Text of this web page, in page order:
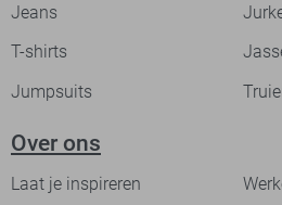
Jeans
T-shirts
Jumpsuits
Over ons
Laat je inspireren